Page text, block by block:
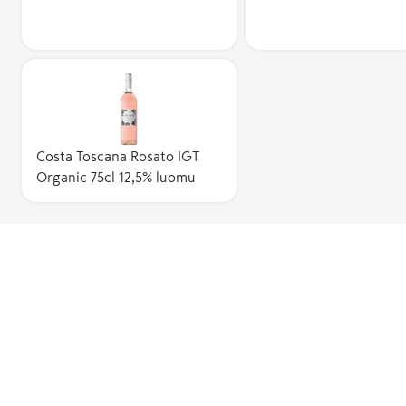
Costa Toscana Rosato IGT
Organic 75cl 12,5% luomu